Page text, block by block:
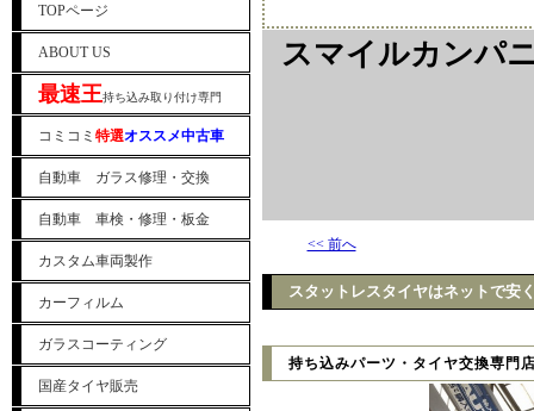
TOPページ
ABOUT US
最速王持ち込み取り付け専門
コミコミ 特選オススメ中古車
自動車 ガラス修理・交換
自動車 車検・修理・板金
カスタム車両製作
カーフィルム
ガラスコーティング
国産タイヤ販売
スマイルカンパ
<< 前へ
スタットレスタイヤはネットで安
持ち込みパーツ・タイヤ交換専門